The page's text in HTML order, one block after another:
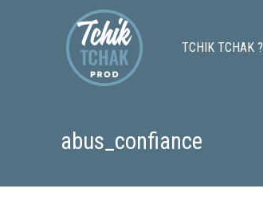
TCHIK TCHAK ?
abus_confiance